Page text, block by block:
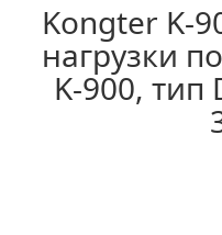
Kongter K-
нагрузки
K-900, тип